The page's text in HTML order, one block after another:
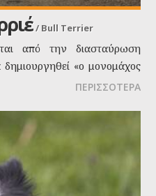
/Bull Terrier
από την διασταύρωση
«ο μονομάχος
ΠΕΡΙΣΣΟΤΕΡΑ